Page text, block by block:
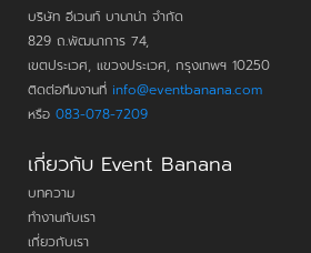
บริษัท อีเวนท์ บานาน่า จำกัด
829 ถ.พัฒนาการ 74,
เขตประเวศ, แขวงประเวศ, กรุงเทพฯ 10250
ติดต่อทีมงานที่ info@eventbanana.com
หรือ 083-078-7209
เกี่ยวกับ Event Banana
บทความ
ทำงานกับเรา
เกี่ยวกับเรา